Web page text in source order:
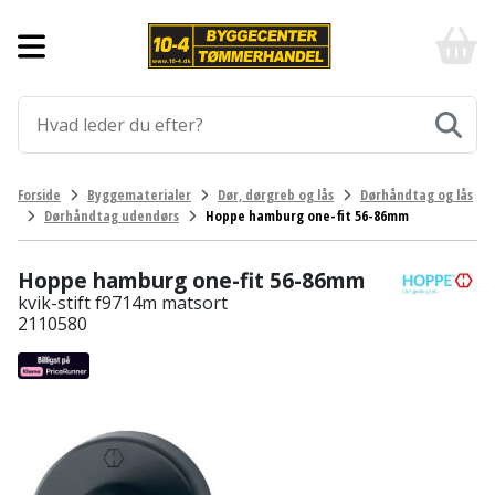
Aluprofiler
Armering
Asfalt
Befæstigelse
Bordplade
Bygningsbeslag
Gulve
Fliser
og
klinker
Gulvtilbehør
Gulvunderlag
Laminatgulv
Værktøj
Afmærkning
Arbejdsbuk
Båndstrammer
og
Elværktøj
Afkortersav
Arbejdslamper
og
Havemaskiner
Dykpumpe
have
fritid
Affaldssortering
Maling
-
billigt
og
-
Klik
og
Forside Byggematerialer Dør, dørgreb og lås
Dørhåndtag og lås
Dørhåndtag udendørs
Hoppe hamburg one-fit 56-86mm
Hoppe hamburg one-fit 56-86mm
kvik-stift f9714m matsort
2110580